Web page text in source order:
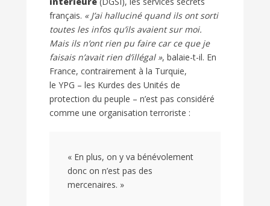
français. « J’ai halluciné quand ils ont sorti
toutes les infos qu’ils avaient sur moi.
Mais ils n’ont rien pu faire car ce que je
faisais n’avait rien d’illégal », balaie-t-il. En
France, contrairement à la Turquie,
le YPG – les Kurdes des Unités de
protection du peuple – n’est pas considéré
comme une organisation terroriste :
« En plus, on y va bénévolement
donc on n’est pas des
mercenaires. »